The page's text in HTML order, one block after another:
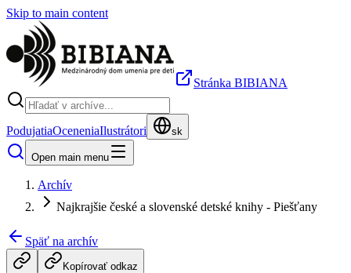
Skip to main content
Stránka BIBIANA
PodujatiaOceneniaIlustrátori sk
Open main menu
Archív
Najkrajšie české a slovenské detské knihy - Piešťany
Späť na archív
Kopírovať odkaz